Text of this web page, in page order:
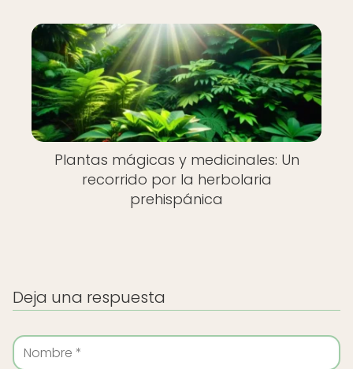
Plantas mágicas y medicinales: Un
recorrido por la herbolaria
prehispánica
Deja una respuesta